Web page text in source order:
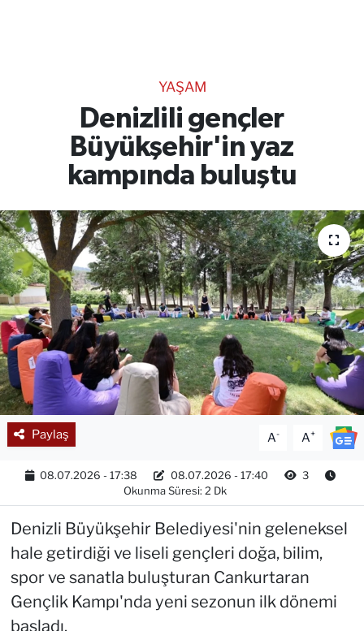
YAŞAM
Denizlili gençler
Büyükşehir'in yaz
kampında buluştu
Paylaş A- A+
08.07.2026 - 17:38 08.07.2026 - 17:40
3
Okunma Süresi: 2 Dk
Denizli Büyükşehir Belediyesi'nin geleneksel
hale getirdiği ve liseli gençleri doğa, bilim,
spor ve sanatla buluşturan Cankurtaran
Gençlik Kampı'nda yeni sezonun ilk dönemi
başladı.
RESMİ İLANLAR
Gencsesfm Canlı Dinle